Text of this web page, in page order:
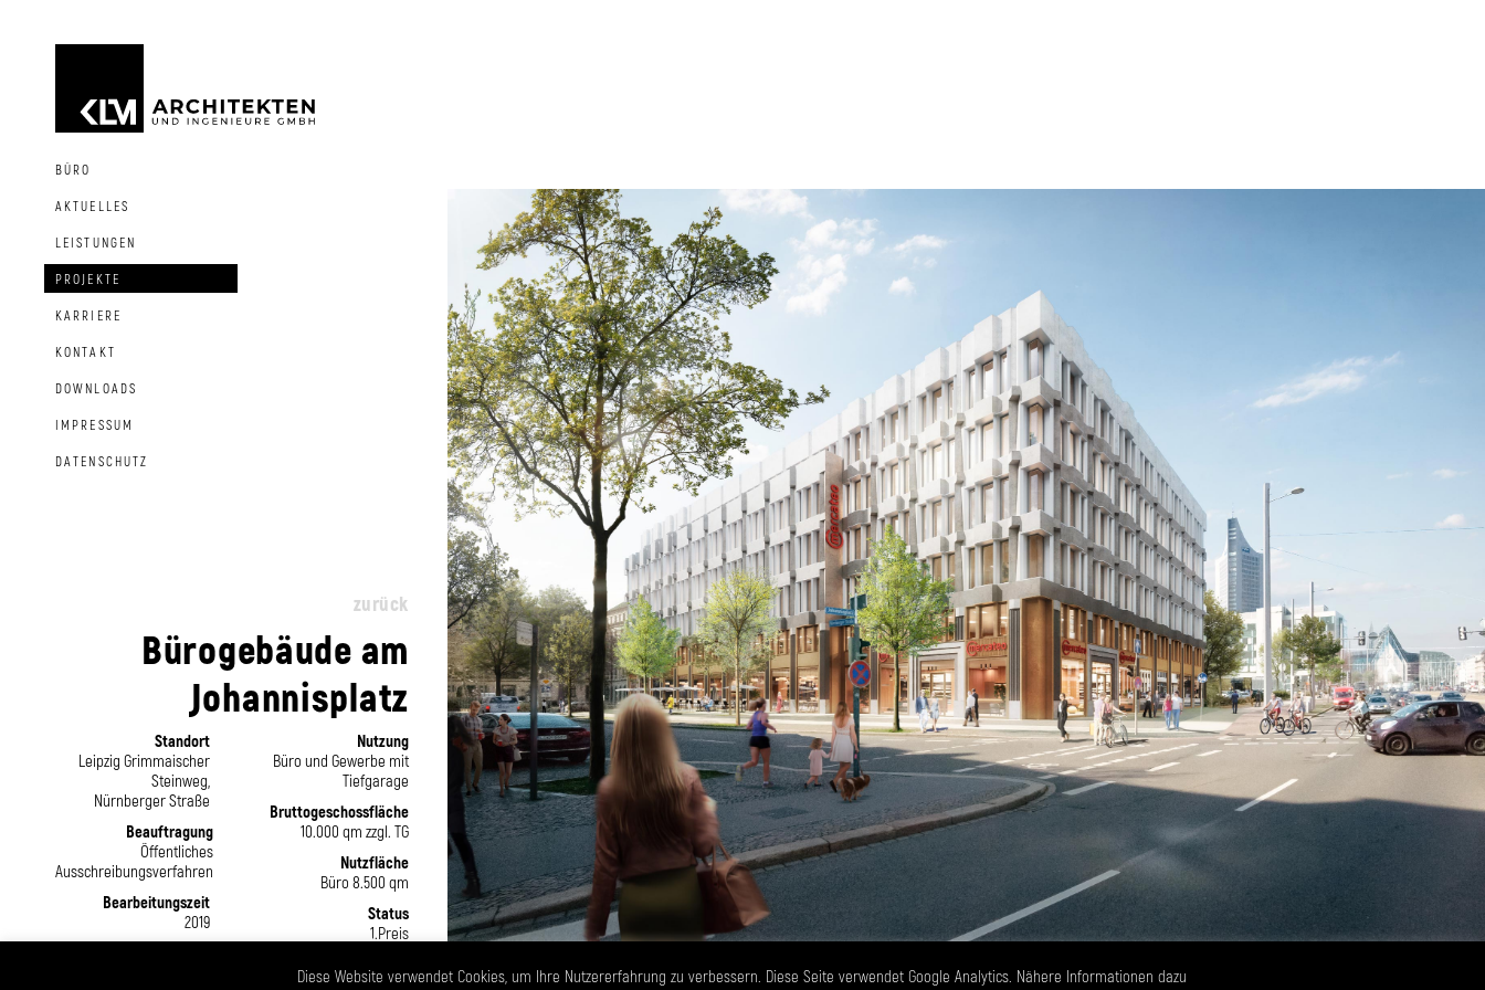
BÜRO
AKTUELLES
LEISTUNGEN
PROJEKTE
KARRIERE
KONTAKT
DOWNLOADS
IMPRESSUM
DATENSCHUTZ
zurück
Bürogebäude am
Johannisplatz
Standort
Leipzig Grimmaischer
Steinweg,
Nürnberger Straße
Beauftragung
Öffentliches
Ausschreibungsverfahren
Bearbeitungszeit
2019
Nutzung
Büro und Gewerbe mit
Tiefgarage
Bruttogeschossfläche
10.000 qm zzgl. TG
Nutzfläche
Büro 8.500 qm
Status
1.Preis
Diese Website verwendet Cookies, um Ihre Nutzererfahrung zu verbessern. Diese Seite verwendet Google Analytics. Nähere Informationen dazu